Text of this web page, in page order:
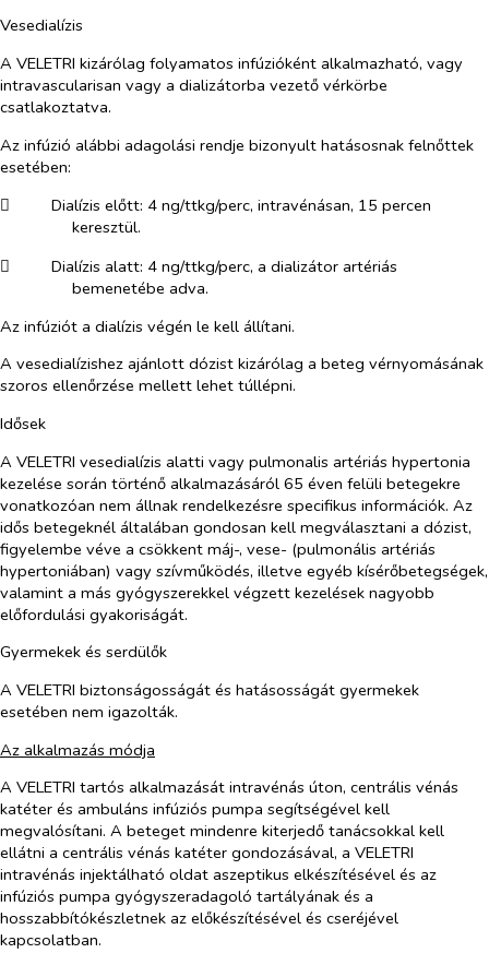
Vesedialízis
A VELETRI kizárólag folyamatos infúzióként alkalmazható, vagy
intravascularisan vagy a dializátorba vezető vérkörbe
csatlakoztatva.
Az infúzió alábbi adagolási rendje bizonyult hatásosnak felnőttek
esetében:
​
Dialízis előtt: 4 ng/ttkg/perc, intravénásan, 15 percen
keresztül.
​
Dialízis alatt: 4 ng/ttkg/perc, a dializátor artériás
bemenetébe adva.
Az infúziót a dialízis végén le kell állítani.
A vesedialízishez ajánlott dózist kizárólag a beteg vérnyomásának
szoros ellenőrzése mellett lehet túllépni.
Idősek
A VELETRI vesedialízis alatti vagy pulmonalis artériás hypertonia
kezelése során történő alkalmazásáról 65 éven felüli betegekre
vonatkozóan nem állnak rendelkezésre specifikus információk. Az
idős betegeknél általában gondosan kell megválasztani a dózist,
figyelembe véve a csökkent máj-, vese- (pulmonális artériás
hypertoniában) vagy szívműködés, illetve egyéb kísérőbetegségek,
valamint a más gyógyszerekkel végzett kezelések nagyobb
előfordulási gyakoriságát.
Gyermekek és serdülők
A VELETRI biztonságosságát és hatásosságát gyermekek
esetében nem igazolták.
Az alkalmazás módja
A VELETRI tartós alkalmazását intravénás úton, centrális vénás
katéter és ambuláns infúziós pumpa segítségével kell
megvalósítani. A beteget mindenre kiterjedő tanácsokkal kell
ellátni a centrális vénás katéter gondozásával, a VELETRI
intravénás injektálható oldat aszeptikus elkészítésével és az
infúziós pumpa gyógyszeradagoló tartályának és a
hosszabbítókészletnek az előkészítésével és cseréjével
kapcsolatban.